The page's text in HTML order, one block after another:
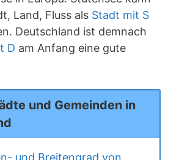
Land, Fluss als Stadt mit S
Deutschland ist demnach
D am Anfang eine gute
und Gemeinden in
und Breitengrad von